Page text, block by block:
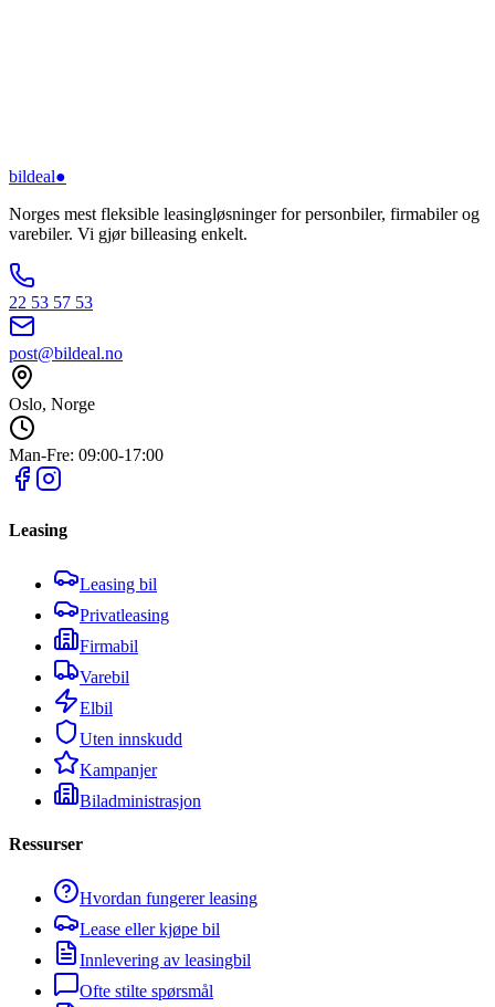
bildeal●
Norges mest fleksible leasingløsninger for personbiler, firmabiler og
varebiler. Vi gjør billeasing enkelt.
22 53 57 53
post@bildeal.no
Oslo, Norge
Man-Fre: 09:00-17:00
Leasing
Leasing bil
Privatleasing
Firmabil
Varebil
Elbil
Uten innskudd
Kampanjer
Biladministrasjon
Ressurser
Hvordan fungerer leasing
Lease eller kjøpe bil
Innlevering av leasingbil
Ofte stilte spørsmål